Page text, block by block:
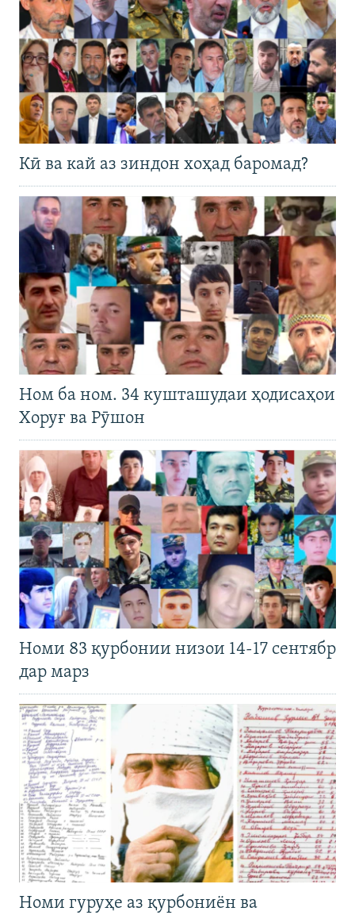
Кӣ ва кай аз зиндон хоҳад баромад?
Ном ба ном. 34 кушташудаи ҳодисаҳои
Хоруғ ва Рӯшон
Номи 83 қурбонии низои 14-17 сентябр
дар марз
Номи гуруҳе аз қурбониён ва